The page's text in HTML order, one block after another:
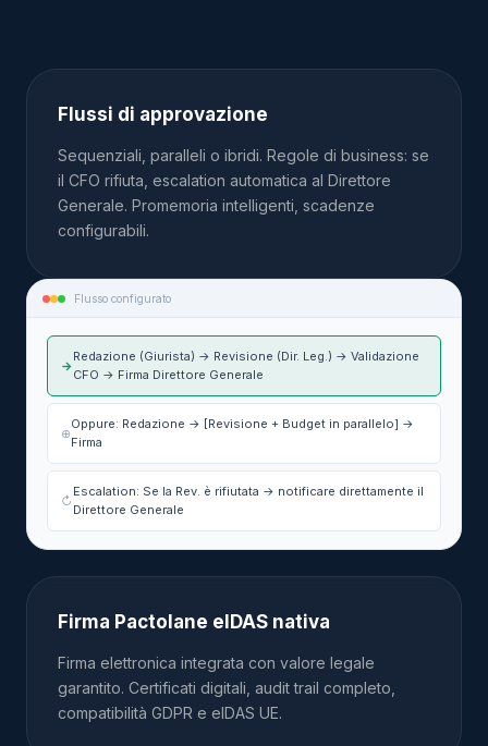
Flussi di approvazione
Sequenziali, paralleli o ibridi. Regole di business: se
il CFO rifiuta, escalation automatica al Direttore
Generale. Promemoria intelligenti, scadenze
configurabili.
Flusso configurato
→
Redazione (Giurista) → Revisione (Dir. Leg.) → Validazione
CFO → Firma Direttore Generale
⊕
Oppure: Redazione → [Revisione + Budget in parallelo] →
Firma
↻
Escalation: Se la Rev. è rifiutata → notificare direttamente il
Direttore Generale
Firma Pactolane eIDAS nativa
Firma elettronica integrata con valore legale
garantito. Certificati digitali, audit trail completo,
compatibilità GDPR e eIDAS UE.